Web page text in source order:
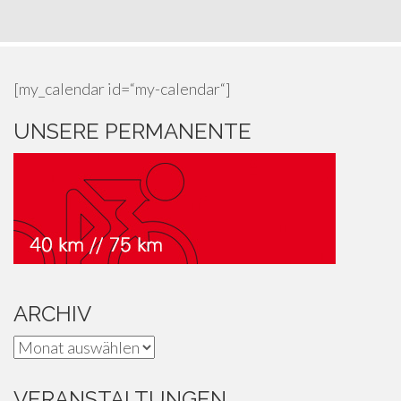
[my_calendar id=“my-calendar“]
UNSERE PERMANENTE
ARCHIV
Archiv